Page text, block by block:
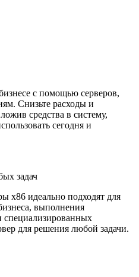
с помощью серверов,
Снизьте расходы и
средства в систему,
сегодня и
задач
x86 идеально подходят для
выполнения
специализированных
для решения любой задачи.